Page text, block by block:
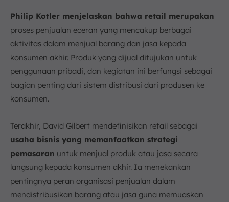
Philip Kotler menjelaskan bahwa retail merupakan
proses penjualan eceran yang mencakup berbagai
aktivitas dalam menjual barang dan jasa kepada
konsumen akhir. Produk yang dijual ditujukan untuk
penggunaan pribadi, dan kegiatan ini berfungsi sebagai
bagian penting dari sistem distribusi dari produsen ke
konsumen.
Terakhir, David Gilbert mendefinisikan retail sebagai
usaha bisnis yang memanfaatkan strategi
pemasaran untuk menjual produk atau jasa secara
langsung kepada konsumen akhir. Ia menekankan
pentingnya peran organisasi penjualan dalam
mendistribusikan barang atau jasa guna memuaskan